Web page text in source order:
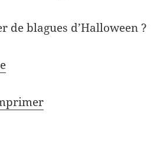
de blagues d’Halloween ?